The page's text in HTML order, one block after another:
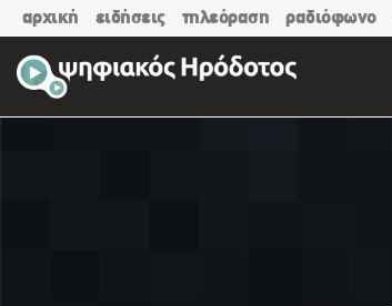
αρχική ειδήσεις τηλεόραση ραδιόφωνο